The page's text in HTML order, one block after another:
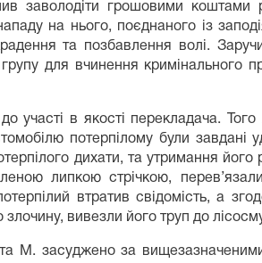
заволодіти грошовими коштами
на нього, поєднаного із
та позбавлення волі.
групу для вчинення кримінального
участі в якості перекладача.
потерпілому були
дихати, та утримання його
липкою стрічкою,
втратив свідомість, а
вивезли його труп до
М. засуджено за